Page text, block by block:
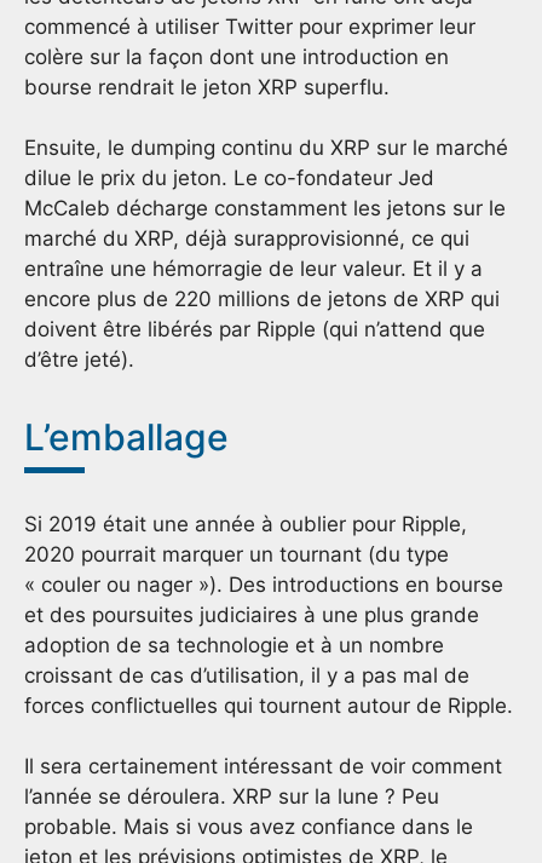
commencé à utiliser Twitter pour exprimer leur
colère sur la façon dont une introduction en
bourse rendrait le jeton XRP superflu.
Ensuite, le dumping continu du XRP sur le marché
dilue le prix du jeton. Le co-fondateur Jed
McCaleb décharge constamment les jetons sur le
marché du XRP, déjà surapprovisionné, ce qui
entraîne une hémorragie de leur valeur. Et il y a
encore plus de 220 millions de jetons de XRP qui
doivent être libérés par Ripple (qui n’attend que
d’être jeté).
L’emballage
Si 2019 était une année à oublier pour Ripple,
2020 pourrait marquer un tournant (du type
« couler ou nager »). Des introductions en bourse
et des poursuites judiciaires à une plus grande
adoption de sa technologie et à un nombre
croissant de cas d’utilisation, il y a pas mal de
forces conflictuelles qui tournent autour de Ripple.
Il sera certainement intéressant de voir comment
l’année se déroulera. XRP sur la lune ? Peu
probable. Mais si vous avez confiance dans le
jeton et les prévisions optimistes de XRP, le